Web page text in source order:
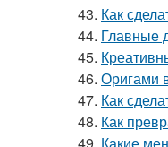
43. Как
44. Главные
45.
46. Оригами
47. Как
48. Как